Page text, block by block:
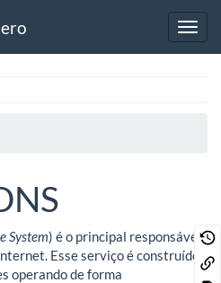
System) é o principal responsável
Esse serviço é construído
operando de forma